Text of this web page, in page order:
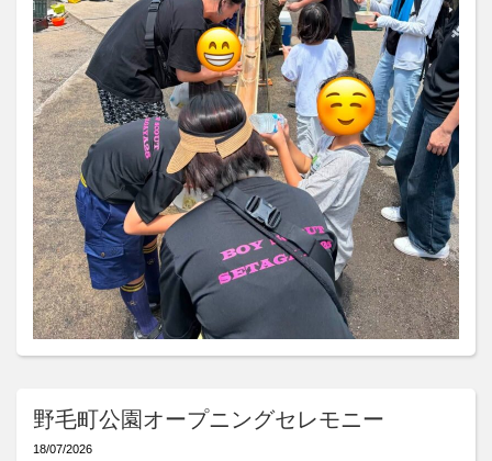
野毛町公園オープニングセレモニー
18/07/2026